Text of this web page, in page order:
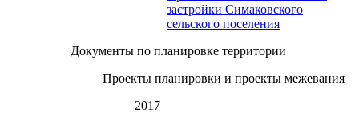
застройки Симаковского
сельского поселения
Документы по планировке территории
Проекты планировки и проекты межевания
2017